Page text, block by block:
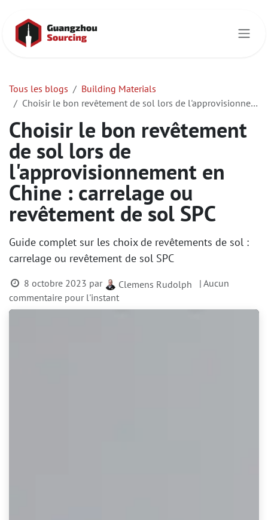
Tous les blogs
Building Materials
Choisir le bon revêtement de sol lors de l'approvisionnement en Chine : carrelage ou revêtement de sol SPC
Choisir le bon revêtement
de sol lors de
l'approvisionnement en
Chine : carrelage ou
revêtement de sol SPC
Guide complet sur les choix de revêtements de sol :
carrelage ou revêtement de sol SPC
8 octobre 2023 par Clemens Rudolph
| Aucun
commentaire pour l'instant